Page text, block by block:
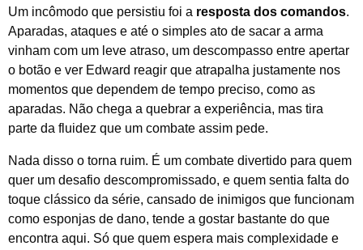
Um incômodo que persistiu foi a resposta dos comandos.
Aparadas, ataques e até o simples ato de sacar a arma
vinham com um leve atraso, um descompasso entre apertar
o botão e ver Edward reagir que atrapalha justamente nos
momentos que dependem de tempo preciso, como as
aparadas. Não chega a quebrar a experiência, mas tira
parte da fluidez que um combate assim pede.
Nada disso o torna ruim. É um combate divertido para quem
quer um desafio descompromissado, e quem sentia falta do
toque clássico da série, cansado de inimigos que funcionam
como esponjas de dano, tende a gostar bastante do que
encontra aqui. Só que quem espera mais complexidade e